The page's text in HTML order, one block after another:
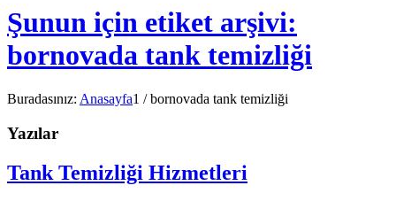
Şunun için etiket arşivi:
bornovada tank temizliği
Buradasınız: Anasayfa1 / bornovada tank temizliği
Yazılar
Tank Temizliği Hizmetleri